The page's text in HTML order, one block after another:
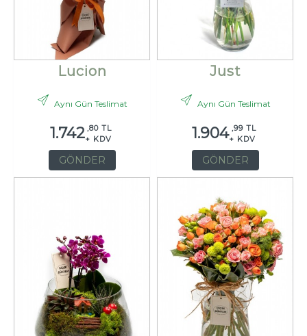
Lucion
Aynı Gün Teslimat
1.742 ,80 TL
+ KDV
GÖNDER
Just
Aynı Gün Teslimat
1.904 ,99 TL
+ KDV
GÖNDER